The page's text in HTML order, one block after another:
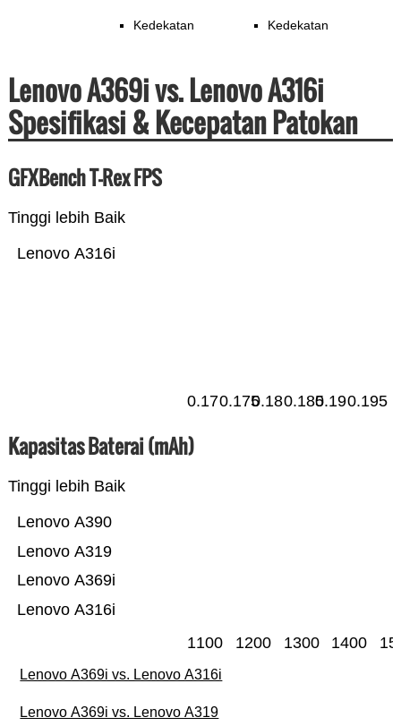
Kedekatan Kedekatan
Lenovo A369i vs. Lenovo A316i
Spesifikasi & Kecepatan Patokan
GFXBench T-Rex FPS
Tinggi lebih Baik
Lenovo A316i
0.170.1750.180.1850.190.195
Kapasitas Baterai (mAh)
Tinggi lebih Baik
Lenovo A316i
Lenovo A369i
Lenovo A319
Lenovo A390
1100 1200 1300 1400
Lenovo A369i vs. Lenovo A316i
Lenovo A369i vs. Lenovo A319